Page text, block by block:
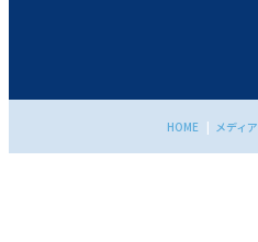
HOME メディア